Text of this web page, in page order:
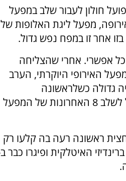
חולון לעבור שלב במפעל
מפעל ליגת האלופות של
אחר זו במפח נפש גדול.
אפשרי. אחרי שהצליחה
האירופי היוקרתי, הערב
גדולה כשלראשונה
בתולדותיה הצליחה להעפיל לשלב 8 האחרונות של המפעל
ראשונה רעה בה קלעו רק